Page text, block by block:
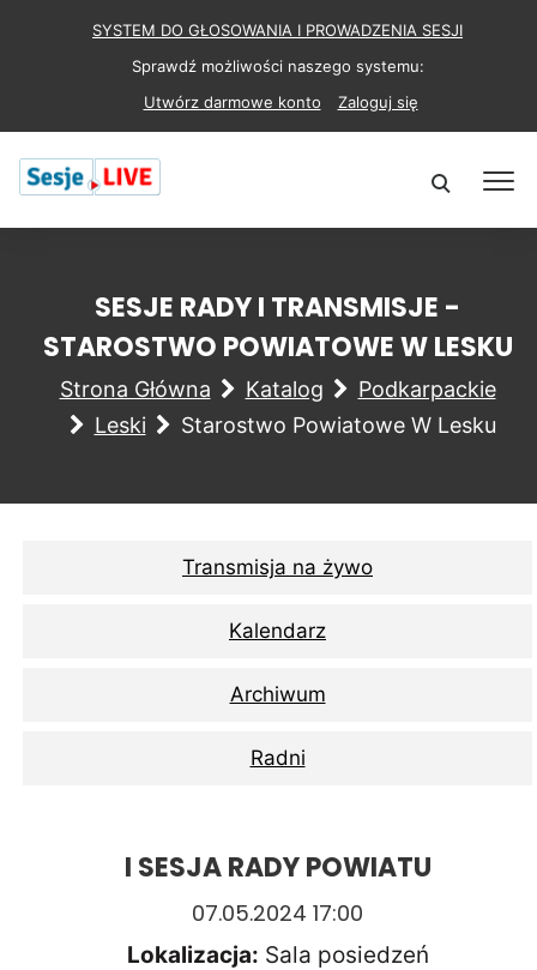
SYSTEM DO GŁOSOWANIA I PROWADZENIA SESJI
Sprawdź możliwości naszego systemu:
Utwórz darmowe konto
Zaloguj się
SESJE RADY I TRANSMISJE -
STAROSTWO POWIATOWE W LESKU
Strona Główna Katalog
Podkarpackie
Leski
Starostwo Powiatowe W Lesku
Transmisja na żywo
Kalendarz
Archiwum
Radni
I SESJA RADY POWIATU
07.05.2024 17:00
Lokalizacja: Sala posiedzeń